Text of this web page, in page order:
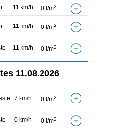
11 km/h 0 l/m2
11 km/h 0 l/m2
11 km/h 0 l/m2
11.08.2026
7 km/h 0 l/m2
0 km/h 0 l/m2